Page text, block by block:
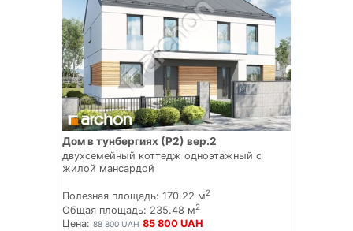
Дом в тунбергиях (Р2) вер.2
двухсемейный коттедж одноэтажный с
жилой мансардой
Полезная площадь: 170.22 м2
Общая площадь: 235.48 м2
Цена: 88 800 UAH 85 800 UAH